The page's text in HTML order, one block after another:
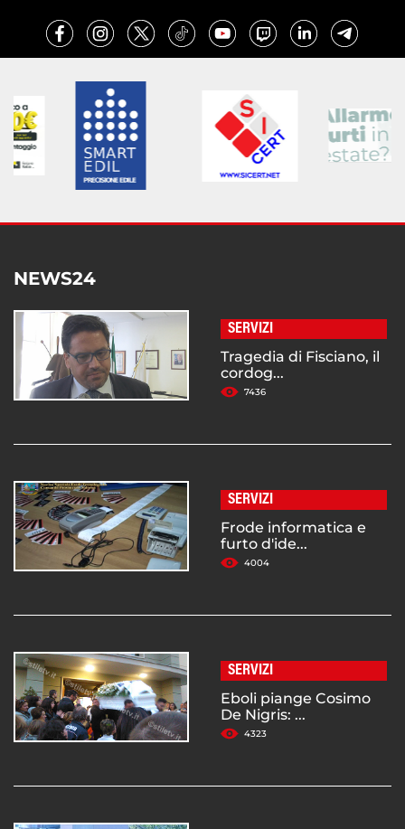
NEWS24
SERVIZI
Tragedia di Fisciano, il
cordog...
7436
SERVIZI
Frode informatica e
furto d'ide...
4004
SERVIZI
Eboli piange Cosimo
De Nigris: ...
4323